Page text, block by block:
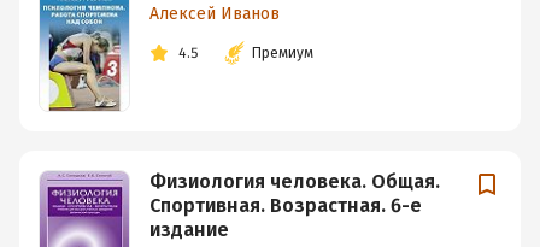
Алексей Иванов
4.5 Премиум
Физиология человека. Общая.
Спортивная. Возрастная. 6-е
издание